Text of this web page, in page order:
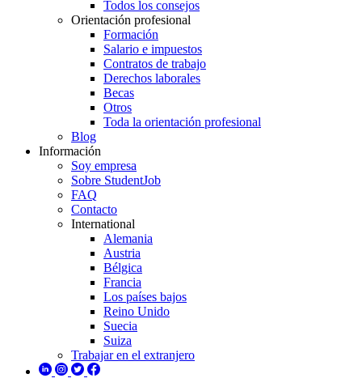
Todos los consejos
Orientación profesional
Formación
Salario e impuestos
Contratos de trabajo
Derechos laborales
Becas
Otros
Toda la orientación profesional
Blog
Información
Soy empresa
Sobre StudentJob
FAQ
Contacto
International
Alemania
Austria
Bélgica
Francia
Los países bajos
Reino Unido
Suecia
Suiza
Trabajar en el extranjero